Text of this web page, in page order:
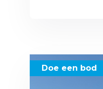
Doe een bod